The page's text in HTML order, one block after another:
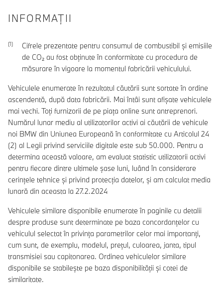
INFORMAŢII
Cifrele prezentate pentru consumul de combustibil şi emisiile
de CO₂ au fost obţinute în conformitate cu procedura de
măsurare în vigoare la momentul fabricării vehiculului.
Vehiculele enumerate în rezultatul căutării sunt sortate în ordine
ascendentă, după data fabricării. Mai întâi sunt afișate vehiculele
mai vechi. Toți furnizorii de pe piața online sunt antreprenori.
Numărul lunar mediu al utilizatorilor activi ai căutării de vehicule
noi BMW din Uniunea Europeană în conformitate cu Articolul 24
(2) al Legii privind serviciile digitale este sub 50.000. Pentru a
determina această valoare, am evaluat statistic utilizatorii activi
pentru fiecare dintre ultimele șase luni, luând în considerare
cerințele tehnice și privind protecția datelor, și am calculat media
lunară din aceasta la 27.2.2024
Vehiculele similare disponibile enumerate în paginile cu detalii
despre produse sunt determinate pe baza concordanțelor cu
vehiculul selectat în privința parametrilor celor mai importanți,
cum sunt, de exemplu, modelul, prețul, culoarea, janta, tipul
transmisiei sau capitonarea. Ordinea vehiculelor similare
disponibile se stabilește pe baza disponibilității și cotei de
similaritate.